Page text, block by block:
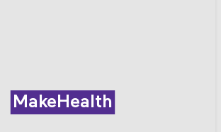
MakeHealth